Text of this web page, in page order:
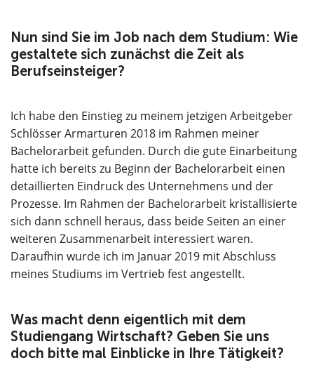
Nun sind Sie im Job nach dem Studium: Wie
gestaltete sich zunächst die Zeit als
Berufseinsteiger?
Ich habe den Einstieg zu meinem jetzigen Arbeitgeber
Schlösser Armarturen 2018 im Rahmen meiner
Bachelorarbeit gefunden. Durch die gute Einarbeitung
hatte ich bereits zu Beginn der Bachelorarbeit einen
detaillierten Eindruck des Unternehmens und der
Prozesse. Im Rahmen der Bachelorarbeit kristallisierte
sich dann schnell heraus, dass beide Seiten an einer
weiteren Zusammenarbeit interessiert waren.
Daraufhin wurde ich im Januar 2019 mit Abschluss
meines Studiums im Vertrieb fest angestellt.
Was macht denn eigentlich mit dem
Studiengang Wirtschaft? Geben Sie uns
doch bitte mal Einblicke in Ihre Tätigkeit?